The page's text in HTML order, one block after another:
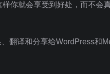
你就会享受到好处，而不会
翻译和分享给WordPress和